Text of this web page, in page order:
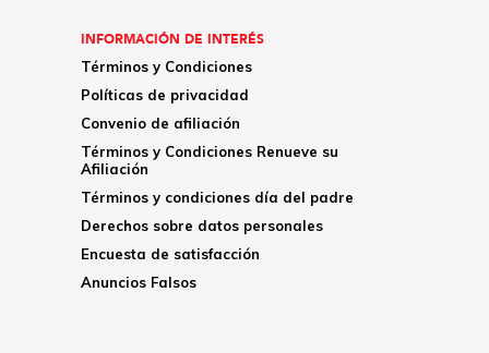
INFORMACIÓN DE INTERÉS
Términos y Condiciones
Políticas de privacidad
Convenio de afiliación
Términos y Condiciones Renueve su
Afiliación
Términos y condiciones día del padre
Derechos sobre datos personales
Encuesta de satisfacción
Anuncios Falsos